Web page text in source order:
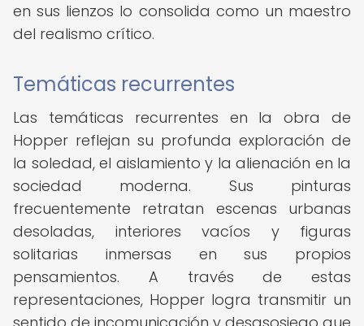
en sus lienzos lo consolida como un maestro
del realismo crítico.
Temáticas recurrentes
Las temáticas recurrentes en la obra de
Hopper reflejan su profunda exploración de
la soledad, el aislamiento y la alienación en la
sociedad moderna. Sus pinturas
frecuentemente retratan escenas urbanas
desoladas, interiores vacíos y figuras
solitarias inmersas en sus propios
pensamientos. A través de estas
representaciones, Hopper logra transmitir un